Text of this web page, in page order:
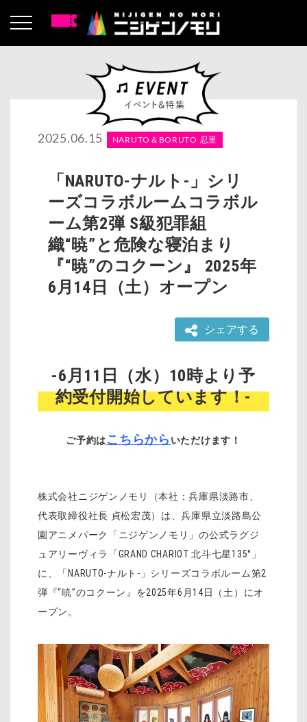
2025.06.15 NARUTO＆BORUTO 忍里
「NARUTO-ナルト-」シリ
ーズコラボルームコラボル
ーム第2弾 S級犯罪組
織“暁”と危険な寝泊まり
『“暁”のコクーン』 2025年
6月14日（土）オープン
シェアする
-6月11日（水）10時より予
約受付開始しています！-
ご予約はこちらから いただけます！
株式会社ニジゲンノモリ（本社：兵庫県淡路市、
代表取締役社長 貞松宏茂）は、兵庫県立淡路島公
園アニメパーク「ニジゲンノモリ」の公式ラグジ
ュアリーヴィラ「GRAND CHARIOT 北斗七星135°」
に、「NARUTO-ナルト-」シリーズコラボルーム第2
弾『“暁”のコクーン』を2025年6月14日（土）にオ
ープン。